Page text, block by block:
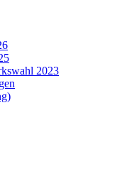
2023